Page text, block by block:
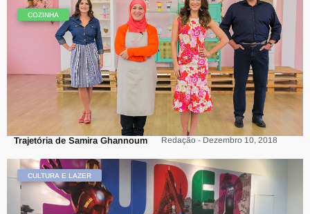
COZINHA
Trajetória de Samira Ghannoum Redação - Dezembro 10, 2018
CULTURA E LAZER